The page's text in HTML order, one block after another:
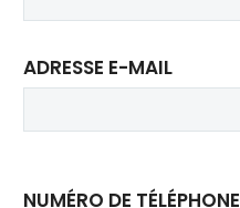
ADRESSE E-MAIL
NUMÉRO DE TÉLÉPHONE